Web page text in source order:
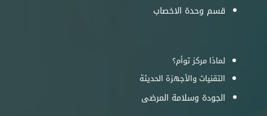
قسم وحدة الاخصاب
لماذا مركز توأم؟
التقنيات والأجهزة الحديثة
الجودة وسلامة المرضى